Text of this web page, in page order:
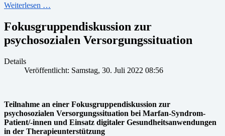
Weiterlesen …
Fokusgruppendiskussion zur
psychosozialen Versorgungssituation
Details
Veröffentlicht: Samstag, 30. Juli 2022 08:56
Teilnahme an einer Fokusgruppendiskussion zur
psychosozialen Versorgungssituation bei Marfan-Syndrom-
Patient/-innen und Einsatz digitaler Gesundheitsanwendungen
in der Therapieunterstützung